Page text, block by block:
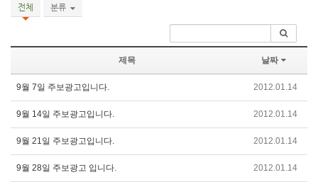
전체 분류
제목 날짜
9월 7일 주보광고입니다. 2012.01.14
9월 14일 주보광고입니다. 2012.01.14
9월 21일 주보광고입니다. 2012.01.14
9월 28일 주보광고 입니다. 2012.01.14